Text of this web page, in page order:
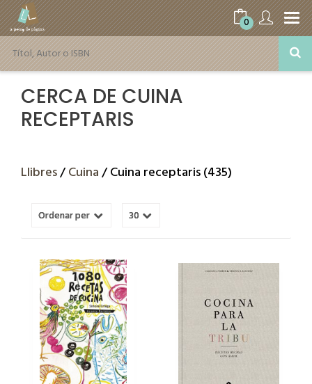
0
CERCA DE CUINA
RECEPTARIS
Llibres/Cuina/ Cuina receptaris (435)